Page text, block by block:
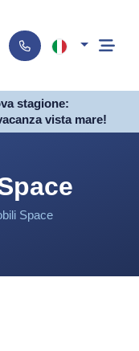
stagione:
vista mare!
Space